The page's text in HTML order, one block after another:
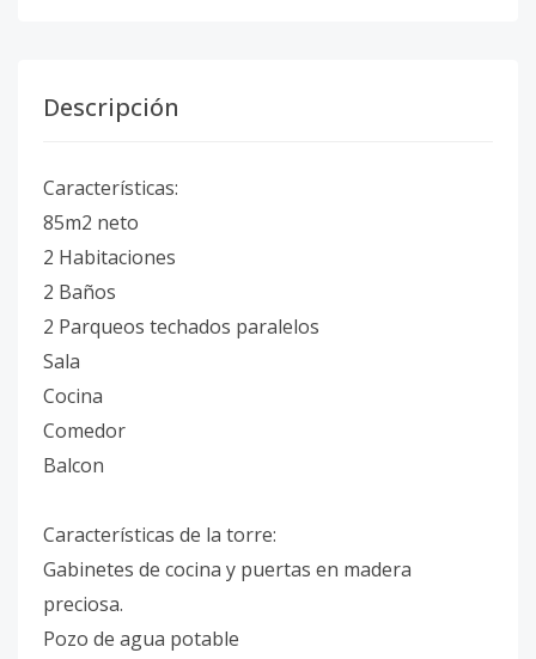
Descripción
Características:
85m2 neto
2 Habitaciones
2 Baños
2 Parqueos techados paralelos
Sala
Cocina
Comedor
Balcon
Características de la torre:
Gabinetes de cocina y puertas en madera
preciosa.
Pozo de agua potable